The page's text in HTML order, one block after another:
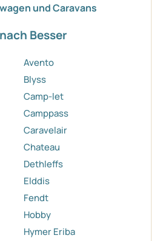
und Caravans
Besser
Avento
Blyss
Camp-let
Camppass
Caravelair
Chateau
Dethleffs
Elddis
Fendt
Hobby
Hymer Eriba